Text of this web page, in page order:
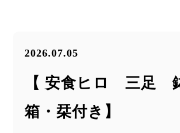
2026.07.05
【 安食ヒロ 三足
箱・栞付き】